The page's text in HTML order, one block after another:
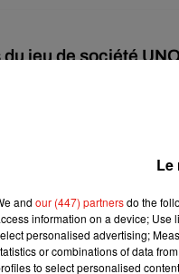
jeu de société
vient
entre amis, n'a pas
les règles du jeu que
grande découverte
Le
and our (447) partnersdo the
information on a device; Use
personalised advertising;
or combinations of data
to select personalised